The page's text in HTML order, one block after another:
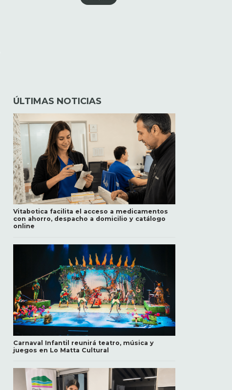
ÚLTIMAS NOTICIAS
Vitabotica facilita el acceso a medicamentos
con ahorro, despacho a domicilio y catálogo
online
Carnaval Infantil reunirá teatro, música y
juegos en Lo Matta Cultural